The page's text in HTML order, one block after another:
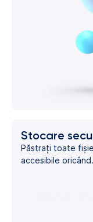
Stocare
Păstrați toate
accesibile oricând.